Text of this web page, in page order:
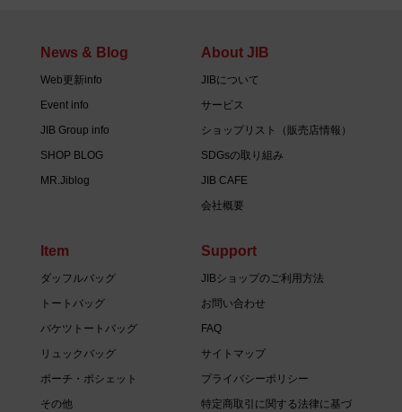
News & Blog
Web更新info
Event info
JIB Group info
SHOP BLOG
MR.Jiblog
About JIB
JIBについて
サービス
ショップリスト（販売店情報）
SDGsの取り組み
JIB CAFE
会社概要
Item
ダッフルバッグ
トートバッグ
バケツトートバッグ
リュックバッグ
ポーチ・ポシェット
その他
Support
JIBショップのご利用方法
お問い合わせ
FAQ
サイトマップ
プライバシーポリシー
特定商取引に関する法律に基づ